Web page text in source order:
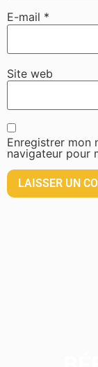
E-mail *
Site web
Enregistrer mon
navigateur pour